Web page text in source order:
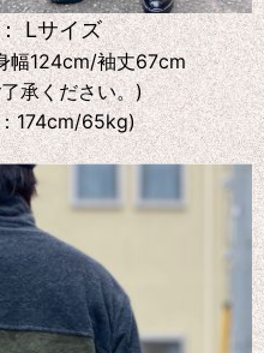
Lサイズ
幅124cm/袖丈67cm
承ください。)
174cm/65kg)